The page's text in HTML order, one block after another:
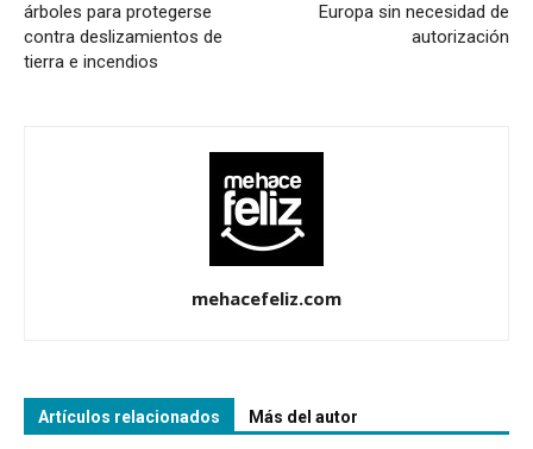
árboles para protegerse
contra deslizamientos de
tierra e incendios
Europa sin necesidad de
autorización
mehacefeliz.com
Artículos relacionados Más del autor